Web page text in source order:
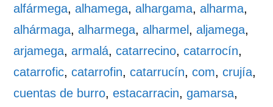
alfármega,alhamega,alhargama,alharma,
alhármaga,alharmega,alharmel ,aljamega,
arjamega,armalá,catarrecino,catarrocín,
catarrofic,catarrofin,catarrucín,com,crujía,
cuentas de burro,estacarracin,gamarsa,